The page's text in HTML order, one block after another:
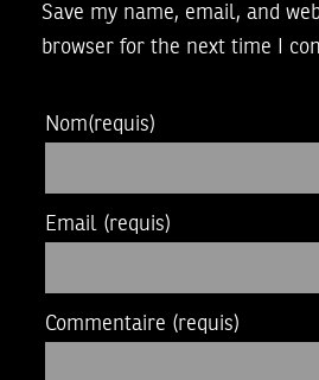
Save my name, email, and
browser for the next time I
Nom(requis)
Email (requis)
Commentaire (requis)